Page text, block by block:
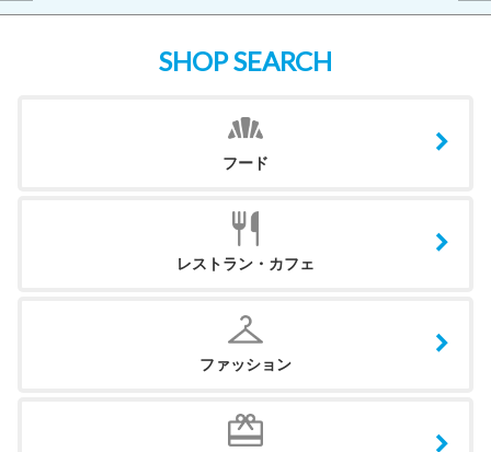
SHOP SEARCH
フード
レストラン・カフェ
ファッション